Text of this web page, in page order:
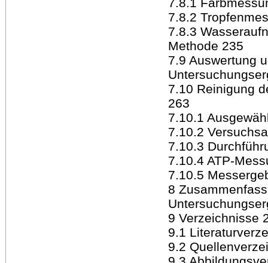
7.8.2
7.8.3
Methode 235
7.9 Auswertung
7.10 Reinigung
263
7.10.1
7.10.2
7.10.3
7.10.4 ATP-
7.10.5
8
9 Verzeichnisse
9.1
9.2